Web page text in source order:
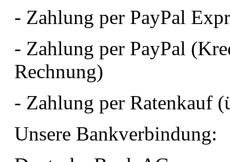
- Zahlung per PayPal
- Zahlung per PayPal
Rechnung)
- Zahlung per Ratenkauf
Unsere Bankverbindung: